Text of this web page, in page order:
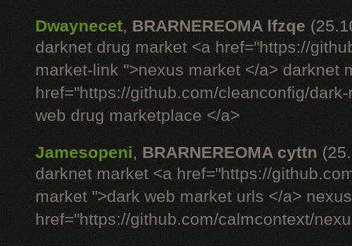
Dwaynecet, BRARNEREOMA lfzqe
darknet drug market <a href="https://
market-link ">nexus market </a> darknet
href="https://github.com/cleanconfig/
web drug marketplace </a>
Jamesopeni, BRARNEREOMA cyttn
darknet market <a href="https://
market ">dark web market urls </a>
href="https://github.com/calmcontext/